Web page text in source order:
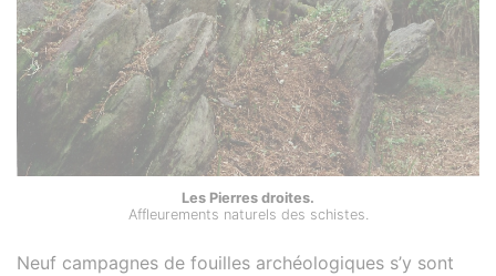
Les Pierres droites.
Affleurements naturels des schistes.
Neuf campagnes de fouilles archéologiques s’y sont